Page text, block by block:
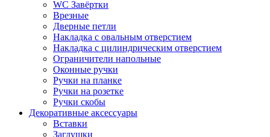
WC Завёртки
Врезные
Дверные петли
Накладка с овальным отверстием
Накладка с цилиндрическим отверстием
Ограничители напольные
Оконные ручки
Ручки на планке
Ручки на розетке
Ручки скобы
Декоративные аксессуары
Вставки
Заглушки